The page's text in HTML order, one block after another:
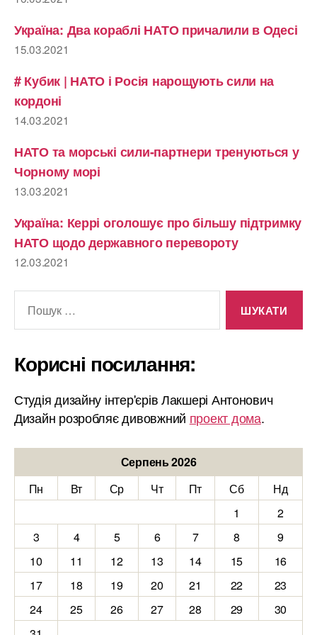
Україна: Два кораблі НАТО причалили в Одесі
15.03.2021
# Кубик | НАТО і Росія нарощують сили на
кордоні
14.03.2021
НАТО та морські сили-партнери тренуються у
Чорному морі
13.03.2021
Україна: Керрі оголошує про більшу підтримку
НАТО щодо державного перевороту
12.03.2021
Корисні посилання:
Студія дизайну інтер'єрів Лакшері Антонович
Дизайн розробляє дивовжний проект дома.
Серпень 2026
Пн
Вт Ср Чт Пт Сб
Нд
1
2
3
4 5 6 7 8
9
10
11 12 13 14 15
16
17
18 19 20 21 22
23
24
25 26 27 28 29
30